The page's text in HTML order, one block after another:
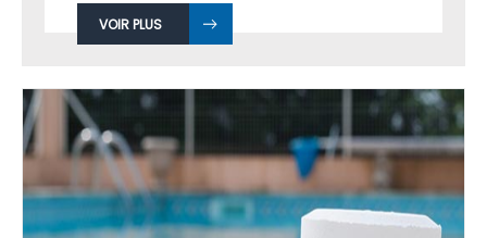
VOIR PLUS